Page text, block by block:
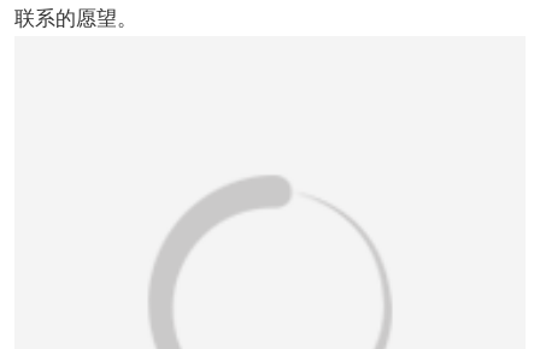
联系的愿望。